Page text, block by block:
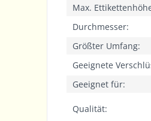
Max.
Durchmesser:
Größter Umfang:
Geeignete
Geeignet für:
Qualität: